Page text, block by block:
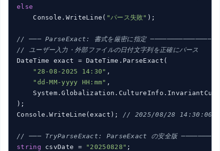
else
    Console.WriteLine(
"パース失敗" );
// ─── ParseExact: 書式を厳密に指定 ────────────────
// ユーザー入力・外部ファイルの日付文字列を正確にパース
DateTime exact = DateTime.ParseExact(
"28-08-2025 14:30" ,
"dd-MM-yyyy HH:mm" ,
);
Console.WriteLine(exact); // 2025/08/28 14:30:00
// ─── TryParseExact: ParseExact の安全版
string csvDate = "20250828"